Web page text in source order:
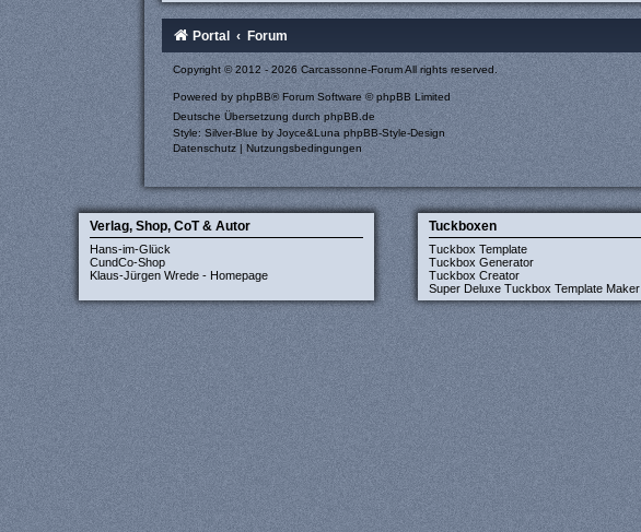
Portal Forum
Copyright © 2012 - 2026 Carcassonne-Forum All rights reserved.
Powered byphpBB® Forum Software © phpBB Limited
Deutsche Übersetzung durch phpBB.de
Style: Silver-Blue by Joyce&Luna phpBB-Style-Design
Datenschutz | Nutzungsbedingungen
Verlag, Shop, CoT & Autor
Hans-im-Glück
CundCo-Shop
Klaus-Jürgen Wrede - Homepage
Tuckboxen
Tuckbox Template
Tuckbox Generator
Tuckbox Creator
Super Deluxe Tuckbox Template Maker